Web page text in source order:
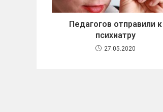
Педагогов отправили к
психиатру
27.05.2020